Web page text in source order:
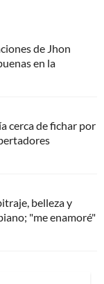
de Jhon
en la
cerca de fichar por
belleza y
"me enamoré"